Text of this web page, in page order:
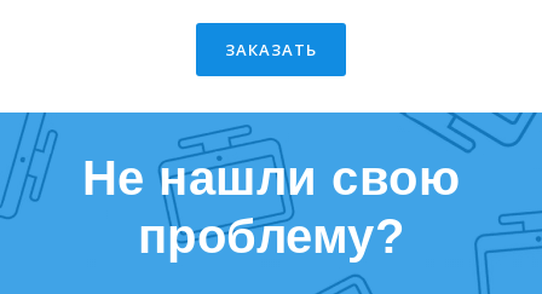
ЗАКАЗАТЬ
Не нашли свою
проблему?